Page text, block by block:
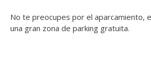
No te preocupes por el aparcamiento,
una gran zona de parking gratuita.